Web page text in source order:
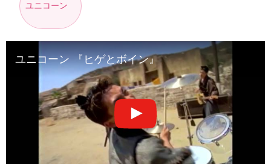
ユニコーン
ユニコーン 『ヒゲとボイン』